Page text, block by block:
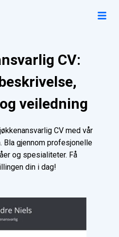
CV:
veiledning
CV med vår
Bla gjennom profesjonelle
og spesialiteter. Få
din i dag!